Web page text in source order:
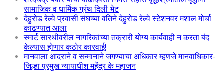
सामाजिक व धार्मिक ग्रंथ दिली भेट
देहुरोड रेल्वे प्रवासी संघच्या वतिने देहुरोड रेल्वे स्टेशनवर मशाल मोर्चा
काढण्यात आला
स्मार्ट सारथीवरील नागरिकांच्या तक्रारी योग्य कार्यवाही न करता बंद
केल्यास होणार कठोर कारवाई!
मानवाला आदराने व सन्मानाने जगण्याचा अधिकार म्हणजे मानवाधिकार-
जिल्हा प्रमुख न्यायाधीश महेंद्र के महाजन